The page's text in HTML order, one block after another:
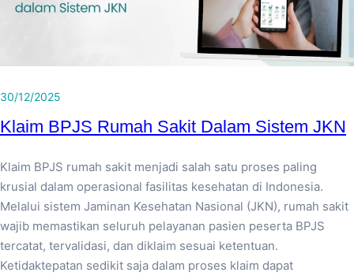
30/12/2025
Klaim BPJS Rumah Sakit Dalam Sistem JKN
Klaim BPJS rumah sakit menjadi salah satu proses paling
krusial dalam operasional fasilitas kesehatan di Indonesia.
Melalui sistem Jaminan Kesehatan Nasional (JKN), rumah sakit
wajib memastikan seluruh pelayanan pasien peserta BPJS
tercatat, tervalidasi, dan diklaim sesuai ketentuan.
Ketidaktepatan sedikit saja dalam proses klaim dapat